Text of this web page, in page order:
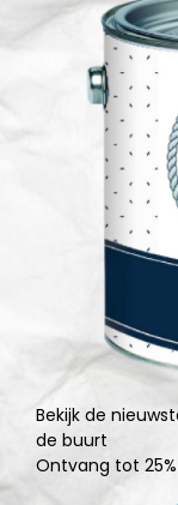
Bekijk de
de buurt
Ontvang tot